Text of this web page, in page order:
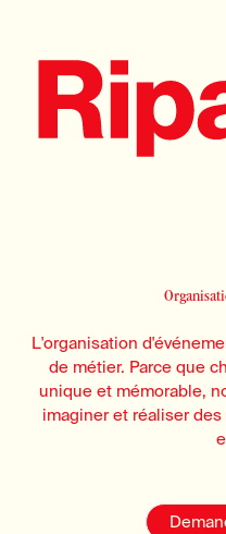
L'organisation
de métier. Parce que
unique et mémorable,
imaginer et réaliser